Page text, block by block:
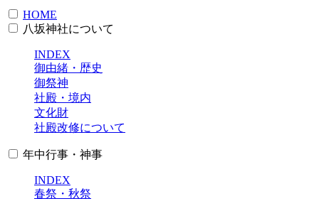
HOME
八坂神社について
INDEX
御由緒・歴史
御祭神
社殿・境内
文化財
社殿改修について
年中行事・神事
INDEX
春祭・秋祭